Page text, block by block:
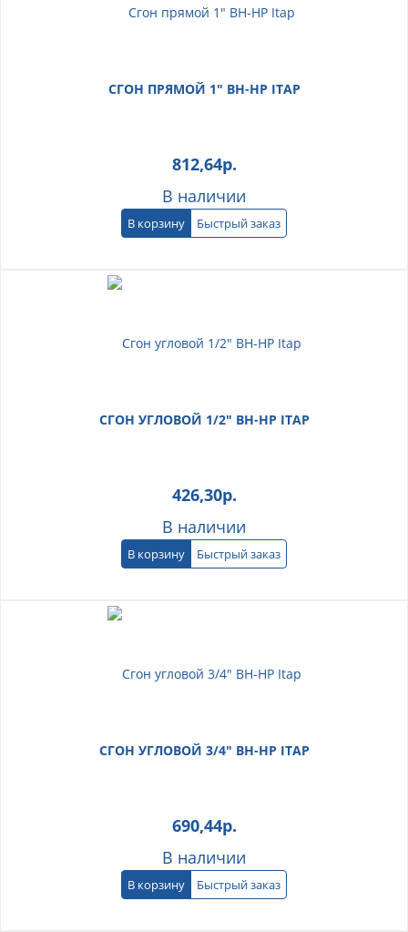
СГОН ПРЯМОЙ 1" ВН-НР ITAP
812,64р.
В наличии
В корзину Быстрый заказ
СГОН УГЛОВОЙ 1/2" ВН-НР ITAP
426,30р.
В наличии
В корзину Быстрый заказ
СГОН УГЛОВОЙ 3/4" ВН-НР ITAP
690,44р.
В наличии
В корзину Быстрый заказ